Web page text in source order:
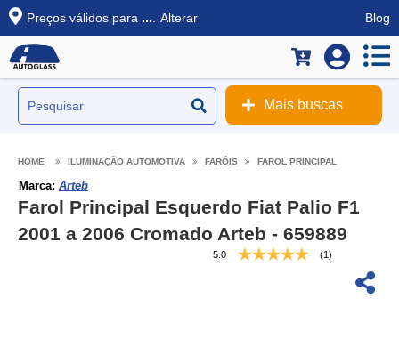
Preços válidos para ... Alterar Blog
Mais buscas
ILUMINAÇÃO AUTOMOTIVA FARÓIS FAROL PRINCIPAL
Marca: Arteb
Farol Principal Esquerdo Fiat Palio F1
2001 a 2006 Cromado Arteb - 659889
5.0 (1)